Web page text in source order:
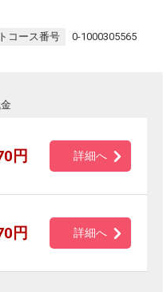
コース番号 0-1000305565
円 詳細へ
円 詳細へ